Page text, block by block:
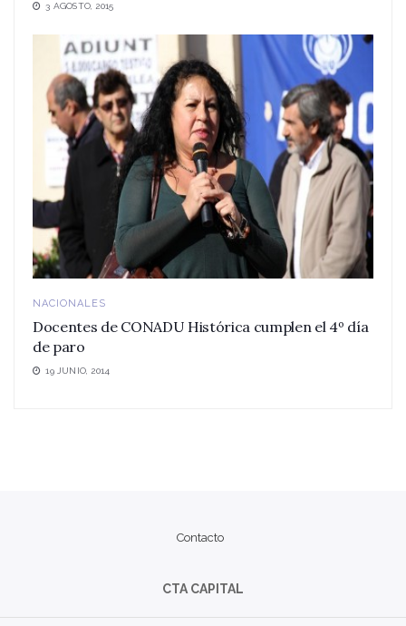
3 AGOSTO, 2015
NACIONALES
Docentes de CONADU Histórica cumplen el 4º día
de paro
19 JUNIO, 2014
Contacto
CTA CAPITAL